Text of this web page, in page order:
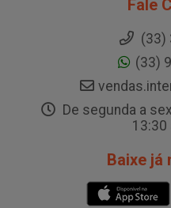
Fale
(33)
(33)
De segunda a
13:30
Baixe já